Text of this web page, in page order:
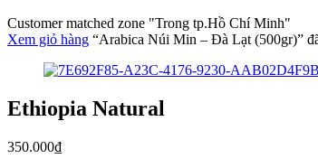
Customer matched zone "Trong tp.Hồ Chí Minh"
Xem giỏ hàng “Arabica Núi Min – Đà Lạt (500gr)”
Ethiopia Natural
350.000₫